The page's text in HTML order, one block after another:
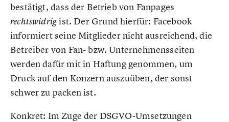
bestätigt, dass der Betrieb von Fanpages
rechtswidrigist. Der Grund hierfür: Facebook
informiert seine Mitglieder nicht ausreichend, die
Betreiber von Fan- bzw. Unternehmensseiten
werden dafür mit in Haftung genommen, um
Druck auf den Konzern auszuüben, der sonst
schwer zu packen ist.
Konkret: Im Zuge der DSGVO-Umsetzungen